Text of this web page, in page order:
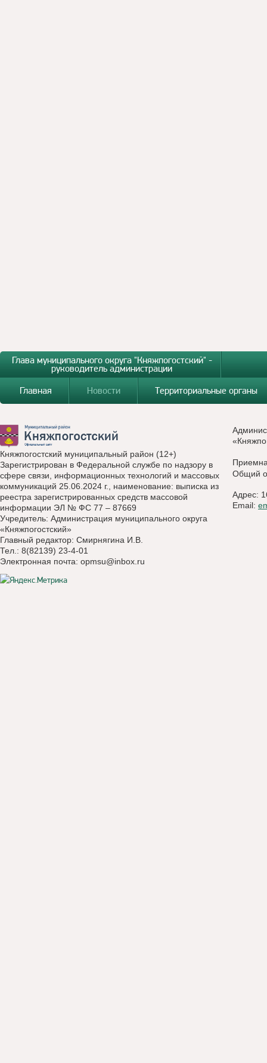
Глава муниципального округа "Княжпогостский" -
руководитель администрации
Главная
Новости Территориальные органы
Княжпогостский муниципальный район (12+)
Зарегистрирован в Федеральной службе по надзору в
сфере связи, информационных технологий и массовых
коммуникаций 25.06.2024 г., наименование: выписка из
реестра зарегистрированных средств массовой
информации ЭЛ № ФС 77 – 87669
Учредитель: Администрация муниципального округа
«Княжпогостский»
Главный редактор: Смирнягина И.В.
Тел.: 8(82139) 23-4-01
Электронная почта: opmsu@inbox.ru
Общий
Адрес:
Email: